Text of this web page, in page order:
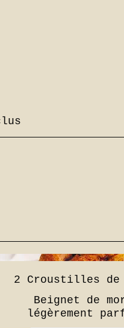
2 Croustilles de
Beignet de